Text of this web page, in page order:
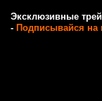
Эксклюзивные
- Подписывайся на